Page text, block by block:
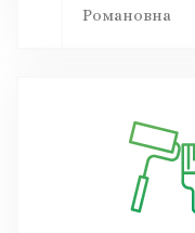
Романовна